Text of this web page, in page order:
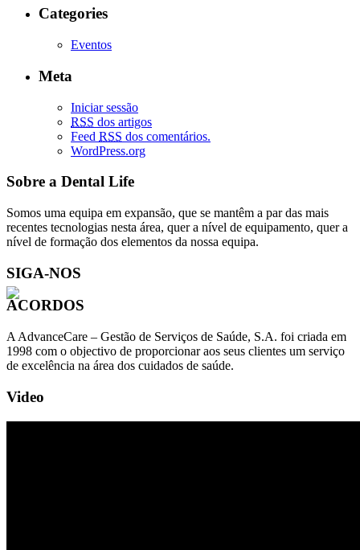
Categories
Eventos
Meta
Iniciar sessão
RSS dos artigos
Feed RSS dos comentários.
WordPress.org
Sobre a Dental Life
Somos uma equipa em expansão, que se mantêm a par das mais
recentes tecnologias nesta área, quer a nível de equipamento, quer a
nível de formação dos elementos da nossa equipa.
SIGA-NOS
ACORDOS
A AdvanceCare – Gestão de Serviços de Saúde, S.A. foi criada em
1998 com o objectivo de proporcionar aos seus clientes um serviço
de excelência na área dos cuidados de saúde.
Video